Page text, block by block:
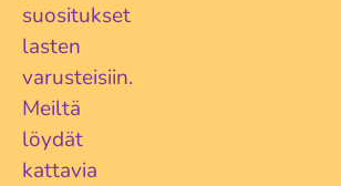
suositukset
lasten
varusteisiin.
Meiltä
löydät
kattavia